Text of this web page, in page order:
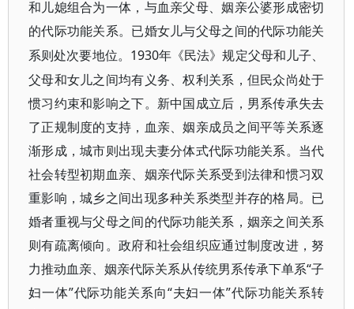
和儿媳组合为一体，与血亲父母、姻亲公婆形成密切
的代际功能关系。已婚女儿与父母之间的代际功能关
系则处次要地位。 1930年《民法》规定父母和儿子、
父母和女儿之间均有义务、权利关系，但民众尚处于
惯习约束和影响之下。新中国成立后，男系传承失去
了正规制度的支持，血亲、姻亲成员之间平等关系逐
渐形成，城市则出现夫妻分体式代际功能关系。当代
社会转型初期血亲、姻亲代际关系受到法律和惯习双
重影响，城乡之间出现多种关系类型并存的格局。已
婚者重视与父母之间的代际功能关系，姻亲之间关系
则有疏离倾向。政府和社会组织应通过制度改进，努
力推动血亲、姻亲代际关系从传统男系传承下单系“子
妇一体”代际功能关系向“夫妇一体”代际功能关系转